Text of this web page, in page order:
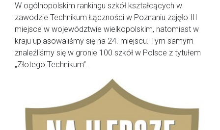
W ogólnopolskim rankingu szkół kształcących w
zawodzie Technikum Łączności w Poznaniu zajęło III
miejsce w województwie wielkopolskim, natomiast w
kraju uplasowaliśmy się na 24. miejscu. Tym samym
znaleźliśmy się w gronie 100 szkół w Polsce z tytułem
„Złotego Technikum”.